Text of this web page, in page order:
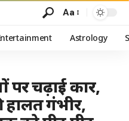
Aa
Astrology
पर चढ़ाई कार,
हालत गंभीर,